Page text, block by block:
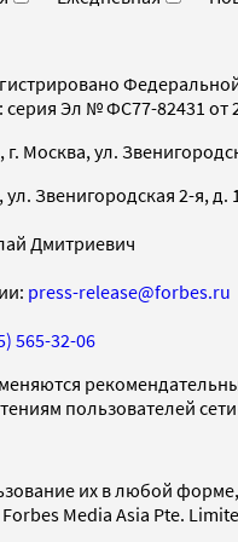
Эл № ФС77-82431 от
Москва, ул.
Звенигородская 2-я, д.
Дмитриевич
press-release@forbes.ru
565-32-06
пользователей
их в любой
Media Asia Pte.